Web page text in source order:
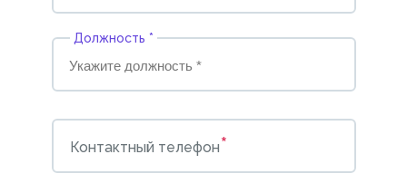
Должность *
Контактный телефон*